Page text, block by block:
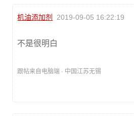
机油添加剂 2019-09-05 16:22:19
不是很明白
跟帖来自电脑端 · 中国江苏无锡